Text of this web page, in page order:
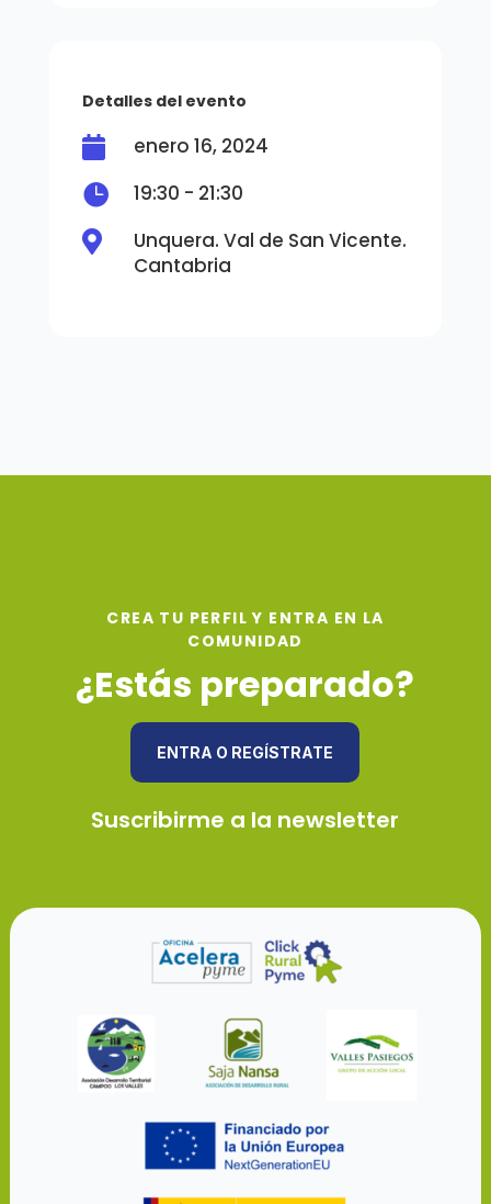
Detalles del evento
 enero 16, 2024

19:30 - 21:30

Unquera. Val de San Vicente.
Cantabria
CREA TU PERFIL Y ENTRA EN LA
COMUNIDAD
¿Estás preparado?
ENTRA O REGÍSTRATE
Suscribirme a la newsletter